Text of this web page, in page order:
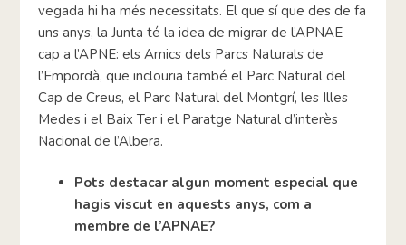
vegada hi ha més necessitats. El que sí que des de fa
uns anys, la Junta té la idea de migrar de l’APNAE
cap a l’APNE: els Amics dels Parcs Naturals de
l’Empordà, que inclouria també el Parc Natural del
Cap de Creus, el Parc Natural del Montgrí, les Illes
Medes i el Baix Ter i el Paratge Natural d’interès
Nacional de l’Albera.
Pots destacar algun moment especial que
hagis viscut en aquests anys, com a
membre de l’APNAE?